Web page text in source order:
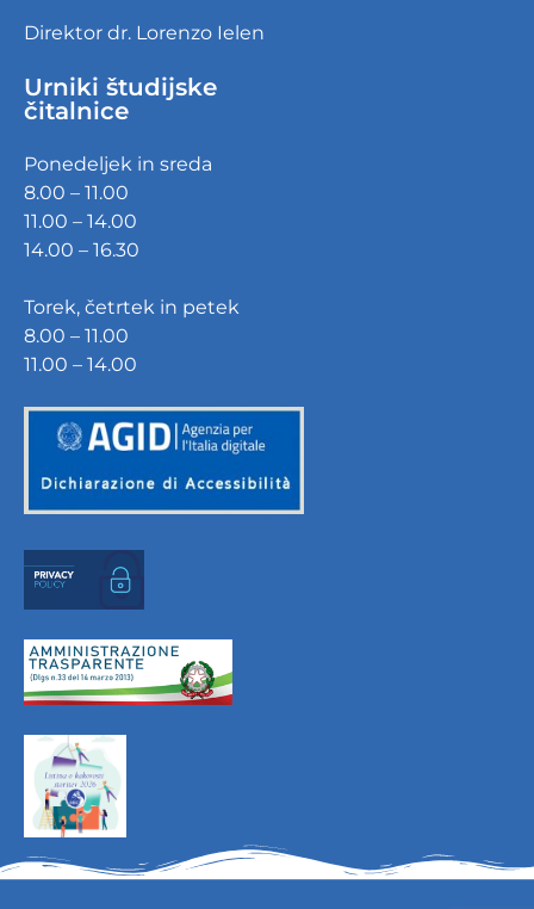
Direktor dr. Lorenzo Ielen
Urniki študijske
čitalnice
Ponedeljek in sreda
8.00 – 11.00
11.00 – 14.00
14.00 – 16.30
Torek, četrtek in petek
8.00 – 11.00
11.00 – 14.00